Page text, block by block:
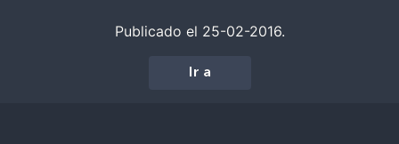
Publicado el 25-02-2016.
Ir a